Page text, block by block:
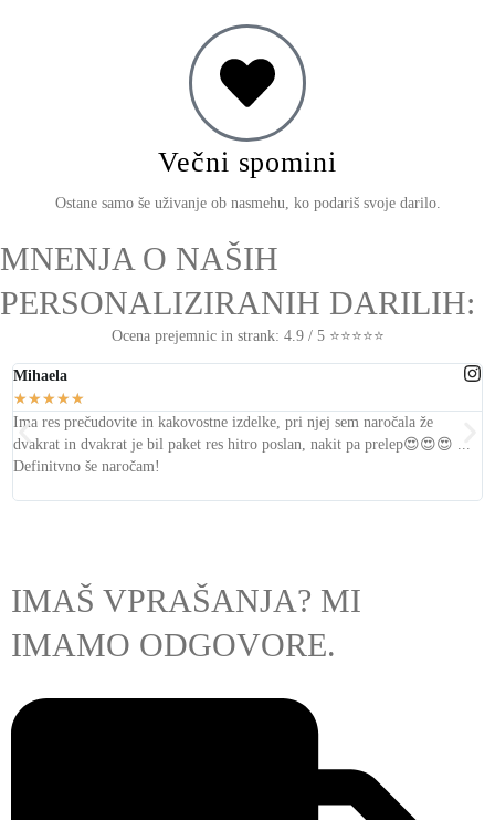
Večni spomini
Ostane samo še uživanje ob nasmehu, ko podariš svoje darilo.
MNENJA O NAŠIH
PERSONALIZIRANIH DARILIH:
Ocena prejemnic in strank: 4.9 / 5 ⭐⭐⭐⭐⭐
Mihaela
★★★★★
Ima res prečudovite in kakovostne izdelke, pri njej sem naročala že
dvakrat in dvakrat je bilpaket res hitro poslan, nakit pa prelep😍😍😍 ...
Definitvno še naročam!
IMAŠ VPRAŠANJA? MI
IMAMO ODGOVORE.